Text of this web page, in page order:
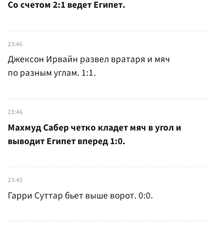
Со счетом 2:1 ведет Египет.
23:46
Джексон Ирвайн развел вратаря и мяч
по разным углам. 1:1.
23:46
Махмуд Сабер четко кладет мяч в угол и
выводит Египет вперед 1:0.
23:45
Гарри Суттар бьет выше ворот. 0:0.